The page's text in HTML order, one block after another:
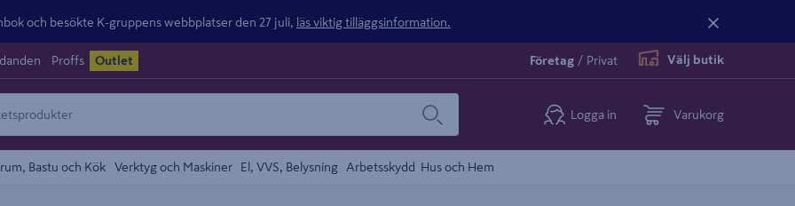
och besökte K-gruppens webbplatser den 27 juli, läs viktig tilläggsinformation.
Proffs Outlet Företag / Privat Välj butik
Logga in Varukorg
Bastu och Kök Verktyg och Maskiner El, VVS, Belysning Arbetsskydd Hus och Hem